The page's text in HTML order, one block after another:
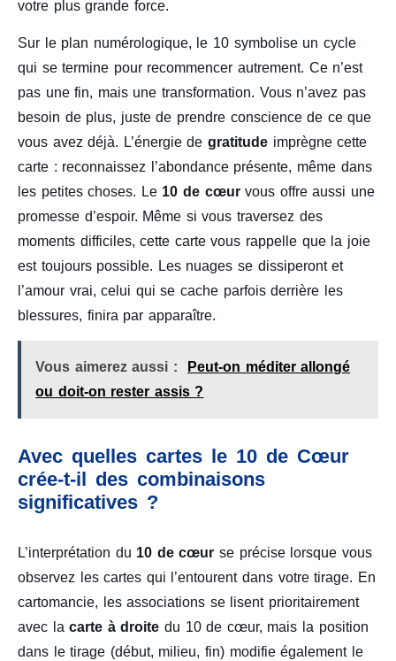
votre plus grande force.
Sur le plan numérologique, le 10 symbolise un cycle
qui se termine pour recommencer autrement. Ce n’est
pas une fin, mais une transformation. Vous n’avez pas
besoin de plus, juste de prendre conscience de ce que
vous avez déjà. L’énergie de gratitude imprègne cette
carte : reconnaissez l’abondance présente, même dans
les petites choses. Le 10 de cœurvous offre aussi une
promesse d’espoir. Même si vous traversez des
moments difficiles, cette carte vous rappelle que la joie
est toujours possible. Les nuages se dissiperont et
l’amour vrai, celui qui se cache parfois derrière les
blessures, finira par apparaître.
Vous aimerez aussi :
Peut-on méditer allongé
ou doit-on rester assis ?
Avec quelles cartes le 10 de Cœur
crée-t-il des combinaisons
significatives ?
L’interprétation du 10 de cœur se précise lorsque vous
observez les cartes qui l’entourent dans votre tirage. En
cartomancie, les associations se lisent prioritairement
avec lacarte à droite du 10 de cœur, mais la position
dans le tirage (début, milieu, fin) modifie également le